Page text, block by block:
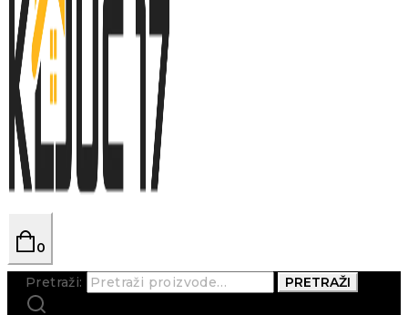
0
Pretraži: PRETRAŽI